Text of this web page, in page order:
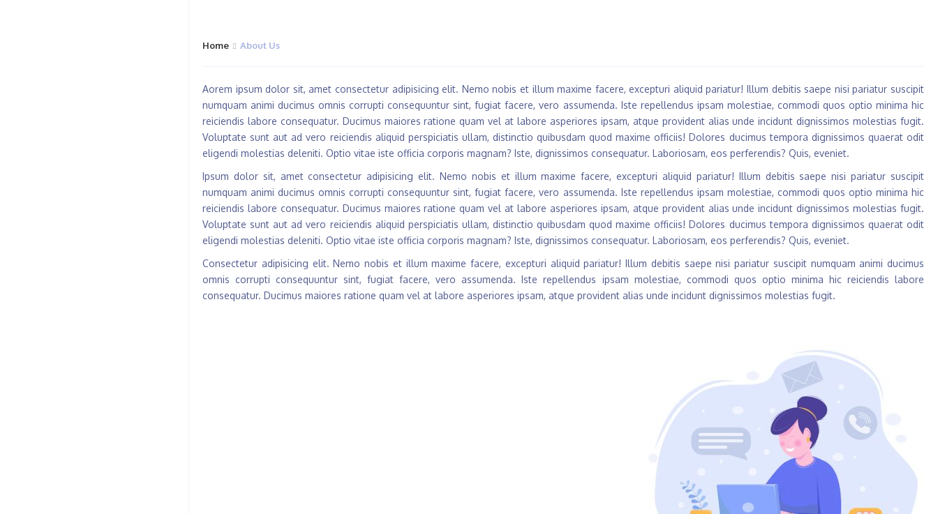
Home About Us
Aorem ipsum dolor sit, amet consectetur adipisicing elit. Nemo nobis et illum maxime facere, excepturi aliquid pariatur! Illum debitis saepe nisi pariatur suscipit
numquam animi ducimus omnis corrupti consequuntur sint, fugiat facere, vero assumenda. Iste repellendus ipsam molestiae, commodi quos optio minima hic
reiciendis labore consequatur. Ducimus maiores ratione quam vel at labore asperiores ipsam, atque provident alias unde incidunt dignissimos molestias fugit.
Voluptate sunt aut ad vero reiciendis aliquid perspiciatis ullam, distinctio quibusdam quod maxime officiis! Dolores ducimus tempora dignissimos quaerat odit
eligendi molestias deleniti. Optio vitae iste officia corporis magnam? Iste, dignissimos consequatur. Laboriosam, eos perferendis? Quis, eveniet.
Ipsum dolor sit, amet consectetur adipisicing elit. Nemo nobis et illum maxime facere, excepturi aliquid pariatur! Illum debitis saepe nisi pariatur suscipit
numquam animi ducimus omnis corrupti consequuntur sint, fugiat facere, vero assumenda. Iste repellendus ipsam molestiae, commodi quos optio minima hic
reiciendis labore consequatur. Ducimus maiores ratione quam vel at labore asperiores ipsam, atque provident alias unde incidunt dignissimos molestias fugit.
Voluptate sunt aut ad vero reiciendis aliquid perspiciatis ullam, distinctio quibusdam quod maxime officiis! Dolores ducimus tempora dignissimos quaerat odit
eligendi molestias deleniti. Optio vitae iste officia corporis magnam? Iste, dignissimos consequatur. Laboriosam, eos perferendis? Quis, eveniet.
Consectetur adipisicing elit. Nemo nobis et illum maxime facere, excepturi aliquid pariatur! Illum debitis saepe nisi pariatur suscipit numquam animi ducimus
omnis corrupti consequuntur sint, fugiat facere, vero assumenda. Iste repellendus ipsam molestiae, commodi quos optio minima hic reiciendis labore
consequatur. Ducimus maiores ratione quam vel at labore asperiores ipsam, atque provident alias unde incidunt dignissimos molestias fugit.